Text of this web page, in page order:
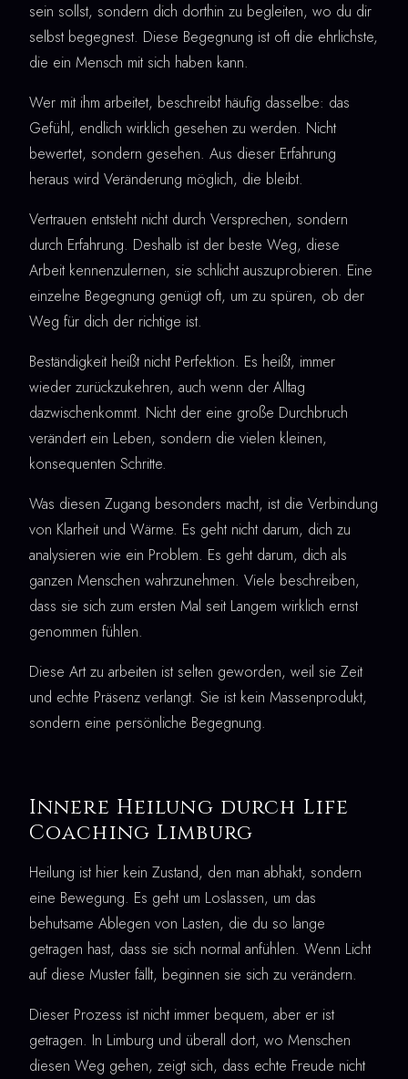
sein sollst, sondern dich dorthin zu begleiten, wo du dir
selbst begegnest. Diese Begegnung ist oft die ehrlichste,
die ein Mensch mit sich haben kann.
Wer mit ihm arbeitet, beschreibt häufig dasselbe: das
Gefühl, endlich wirklich gesehen zu werden. Nicht
bewertet, sondern gesehen. Aus dieser Erfahrung
heraus wird Veränderung möglich, die bleibt.
Vertrauen entsteht nicht durch Versprechen, sondern
durch Erfahrung. Deshalb ist der beste Weg, diese
Arbeit kennenzulernen, sie schlicht auszuprobieren. Eine
einzelne Begegnung genügt oft, um zu spüren, ob der
Weg für dich der richtige ist.
Beständigkeit heißt nicht Perfektion. Es heißt, immer
wieder zurückzukehren, auch wenn der Alltag
dazwischenkommt. Nicht der eine große Durchbruch
verändert ein Leben, sondern die vielen kleinen,
konsequenten Schritte.
Was diesen Zugang besonders macht, ist die Verbindung
von Klarheit und Wärme. Es geht nicht darum, dich zu
analysieren wie ein Problem. Es geht darum, dich als
ganzen Menschen wahrzunehmen. Viele beschreiben,
dass sie sich zum ersten Mal seit Langem wirklich ernst
genommen fühlen.
Diese Art zu arbeiten ist selten geworden, weil sie Zeit
und echte Präsenz verlangt. Sie ist kein Massenprodukt,
sondern eine persönliche Begegnung.
Innere Heilung durch Life
Coaching Limburg
Heilung ist hier kein Zustand, den man abhakt, sondern
eine Bewegung. Es geht um Loslassen, um das
behutsame Ablegen von Lasten, die du so lange
getragen hast, dass sie sich normal anfühlen. Wenn Licht
auf diese Muster fällt, beginnen sie sich zu verändern.
Dieser Prozess ist nicht immer bequem, aber er ist
getragen. In Limburg und überall dort, wo Menschen
diesen Weg gehen, zeigt sich, dass echte Freude nicht